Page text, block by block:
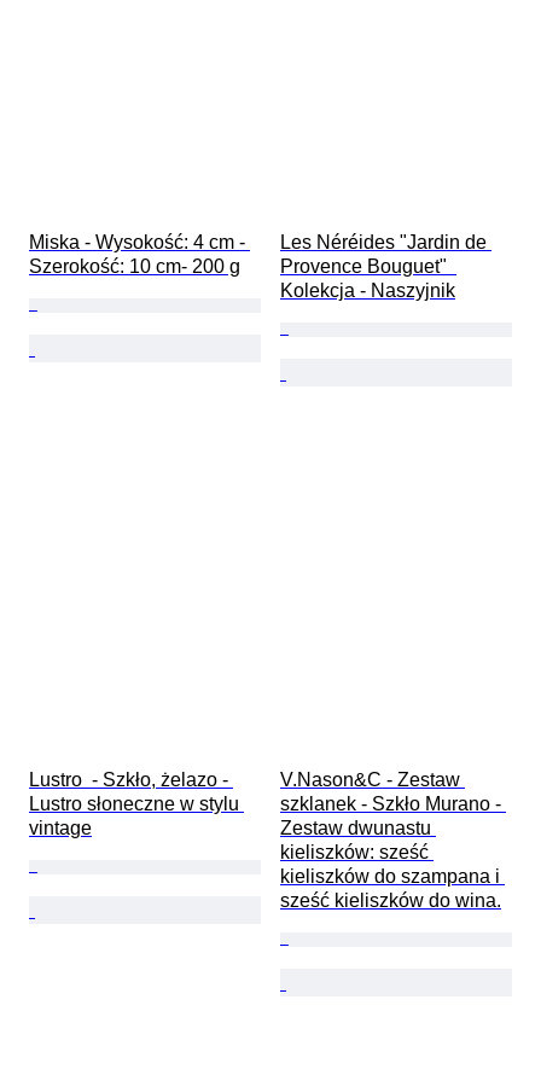
Miska - Wysokość: 4 cm -
Szerokość: 10 cm- 200 g
Les Néréides "Jardin de
Provence Bouguet"
Kolekcja - Naszyjnik
Lustro  - Szkło, żelazo -
Lustro słoneczne w stylu
vintage
V.Nason&C - Zestaw
szklanek - Szkło Murano -
Zestaw dwunastu
kieliszków: sześć
kieliszków do szampana i
sześć kieliszków do wina.